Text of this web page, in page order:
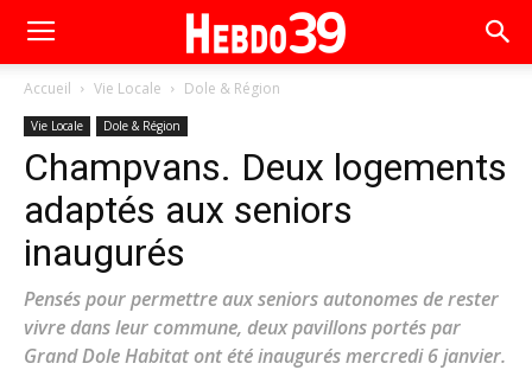
Accueil Vie Locale Dole & Région
Vie Locale Dole & Région
Champvans. Deux logements
adaptés aux seniors
inaugurés
Pensés pour permettre aux seniors autonomes de rester
vivre dans leur commune, deux pavillons portés par
Grand Dole Habitat ont été inaugurés mercredi 6 janvier.